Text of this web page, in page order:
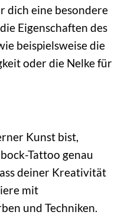
dich eine besondere
Eigenschaften des
beispielsweise die
oder die Nelke für
Kunst bist,
Tattoo genau
deiner Kreativität
mit
und Techniken.